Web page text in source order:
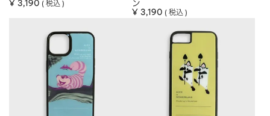
¥ 3,190 税込
ン
¥ 3,190 税込